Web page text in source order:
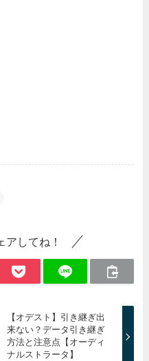
アしてね！
【オデスト】引き継ぎ出
来ない？データ引き継ぎ
方法と注意点【オーディ
ナルストラータ】